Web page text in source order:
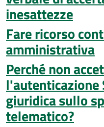
inesattezze
Fare ricorso
amministrativa
Perché non
l'autenticazione
giuridica sullo
telematico?